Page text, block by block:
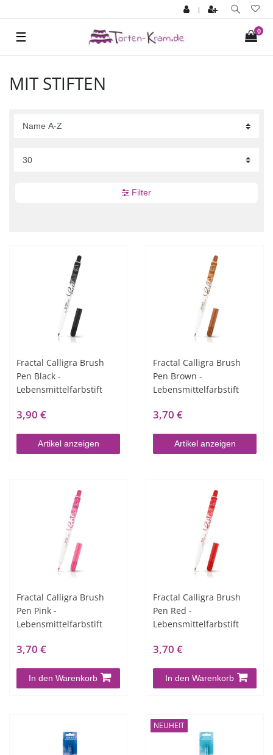
|
0
☰
MIT STIFTEN
Filter
Fractal Calligra Brush
Pen Black -
Lebensmittelfarbstift
3,90 €
Artikel anzeigen
Fractal Calligra Brush
Pen Brown -
Lebensmittelfarbstift
3,70 €
Artikel anzeigen
Fractal Calligra Brush
Pen Pink -
Lebensmittelfarbstift
3,70 €
In den Warenkorb
Fractal Calligra Brush
Pen Red -
Lebensmittelfarbstift
3,70 €
In den Warenkorb
NEUHEIT